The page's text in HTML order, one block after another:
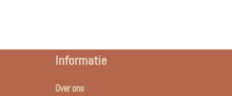
Informatie
Over ons